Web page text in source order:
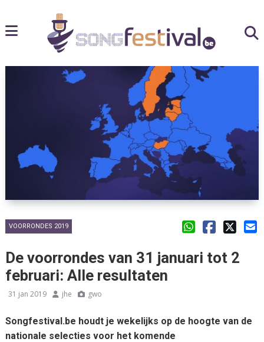
VOORRONDES 2019
De voorrondes van 31 januari tot 2
februari: Alle resultaten
31 jan 2019 jhe gwo
Songfestival.be houdt je wekelijks op de hoogte van de
nationale selecties voor het komende